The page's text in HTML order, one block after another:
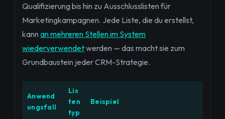
Qualifizierung bis hin zu Ausschlusslisten für
Marketingkampagnen. Jede Liste, die du erstellst,
kann an mehreren Stellen im System
wiederverwendetwerden — das macht sie zum
Grundbaustein jeder CRM-Strategie.
Anwend
ungsfall
Lis
ten
typ
Beispiel